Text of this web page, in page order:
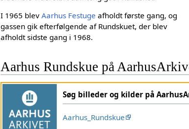
I 1965 blevAarhus Festuge afholdt første gang, og
gassen gik efterfølgende af Rundskuet, der blev
afholdt sidste gang i 1968.
Aarhus Rundskue på
Søg billeder og kilder på
Aarhus_Rundskue